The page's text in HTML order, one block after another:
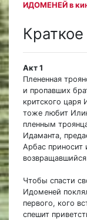
ИДОМЕНЕЙ в
Акт 1
Плененная
и пропавших
критского царя
тоже любит
пленным
Идаманта,
Арбас приносит
Чтобы спасти
Идоменей
первого, кого
спешит